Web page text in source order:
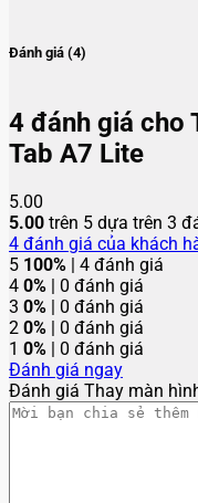
Đánh giá (4)
4 đánh giá cho
Tab A7 Lite
5.00
5.00 trên 5 dựa trên 3
4 đánh giá của khách
5 100% | 4 đánh giá
4 0% | 0 đánh giá
3 0% | 0 đánh giá
2 0% | 0 đánh giá
1 0% | 0 đánh giá
Đánh giá ngay
Đánh giá Thay màn